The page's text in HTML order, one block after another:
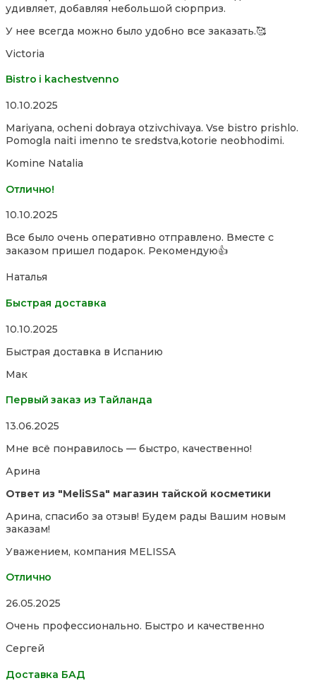
of
удивляет, добавляя небольшой сюрприз.
У нее всегда можно было удобно все заказать.🥰
Victoria
Bistro i kachestvenno
Rated
out
of
10.10.2025
Mariyana, ocheni dobraya otzivchivaya. Vse bistro prishlo.
Pomogla naiti imenno te sredstva,kotorie neobhodimi.
Komine Natalia
Отлично!
Rated
out
of
10.10.2025
Все было очень оперативно отправлено. Вместе с
заказом пришел подарок. Рекомендую👍
Наталья
Быстрая доставка
Rated
out
5
10.10.2025
Быстрая доставка в Испанию
Мак
Первый заказ из Тайланда
Rated
out
5
13.06.2025
Мне всё понравилось — быстро, качественно!
Арина
Ответ из "MeliSSa" магазин тайской косметики
Арина, спасибо за отзыв! Будем рады Вашим новым
заказам!
Уважением, компания MELISSA
Отлично
Rated
out
5
26.05.2025
Очень профессионально. Быстро и качественно
Сергей
Доставка БАД